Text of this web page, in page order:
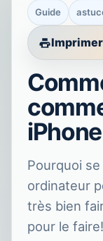
Guide
Imprimer
iPhone
Pourquoi
ordinateur
très bien
pour le